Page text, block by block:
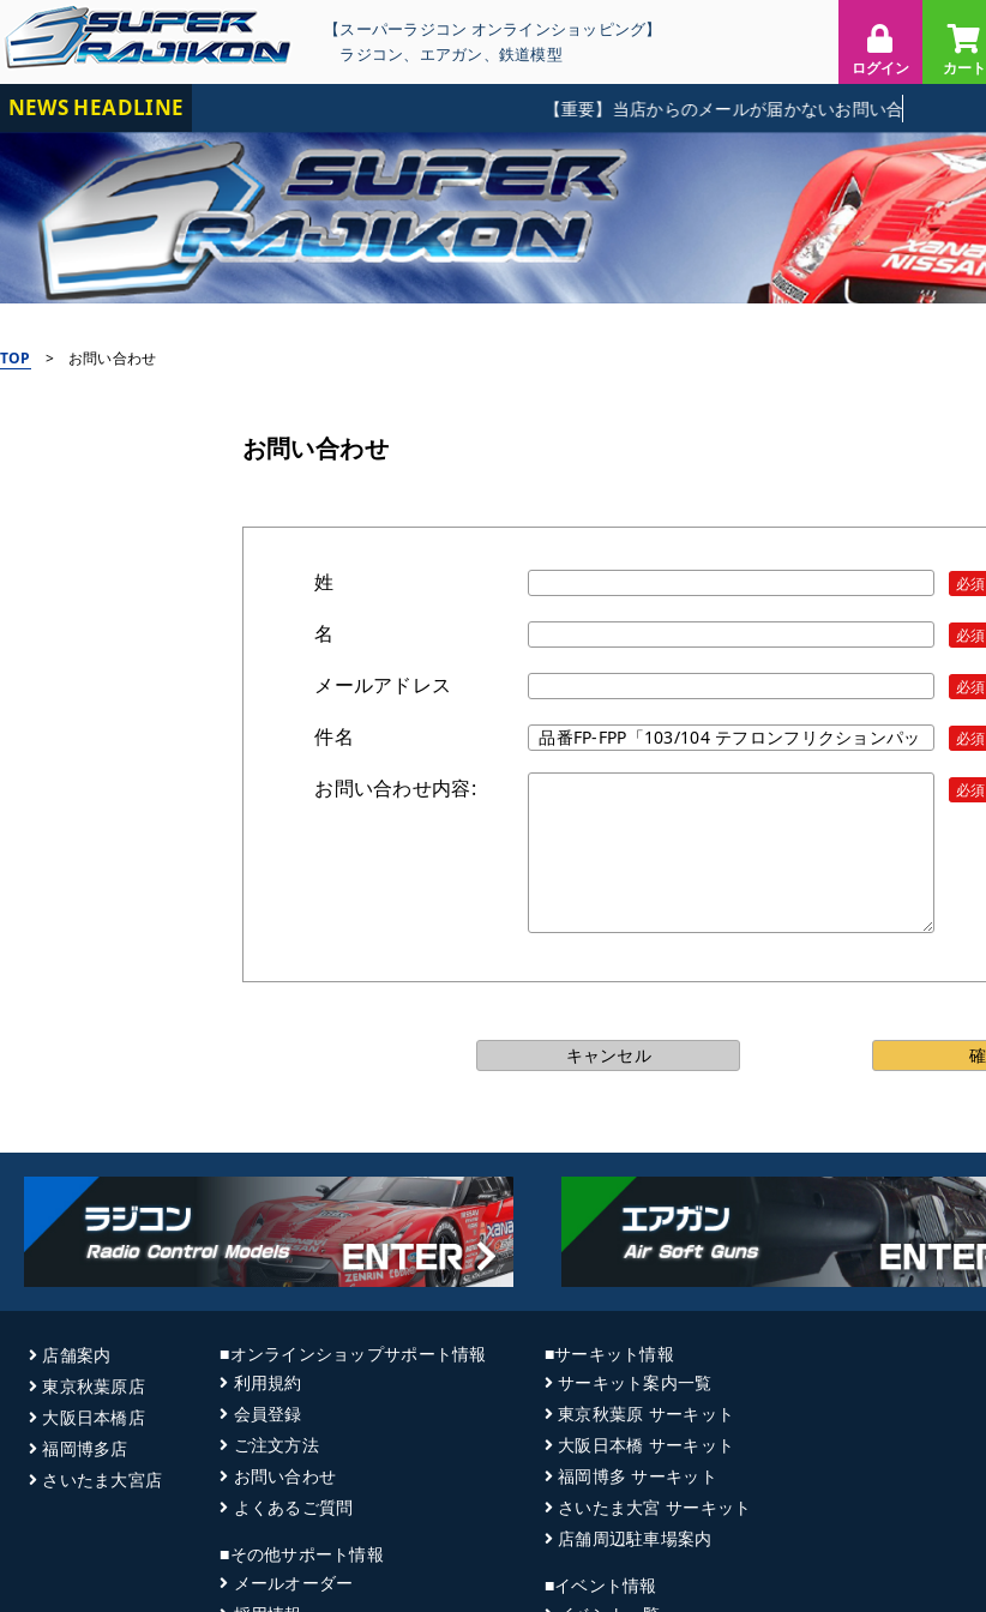
【スーパーラジコン オンラインショッピング】
ラジコン、 エアガン、 鉄道模型
ログイン カート
NEWS HEADLINE 【重要】当店からのメールが届かないお問い合わせに関して
TOP > お問い合わせ
お問い合わせ
姓 必須
名 必須
メールアドレス 必須
件名 必須
お問い合わせ内容: 必須
店舗案内
東京秋葉原店
大阪日本橋店
福岡博多店
さいたま大宮店
■オンラインショップサポート情報
利用規約
会員登録
ご注文方法
お問い合わせ
よくあるご質問
■その他サポート情報
メールオーダー
■サーキット情報
サーキット案内一覧
東京秋葉原 サーキット
大阪日本橋 サーキット
福岡博多 サーキット
さいたま大宮 サーキット
店舗周辺駐車場案内
■イベント情報